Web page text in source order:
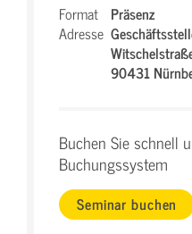
Format Präsenz
Adresse
90431
Buchen Sie schnell
Buchungssystem
Seminar buchen